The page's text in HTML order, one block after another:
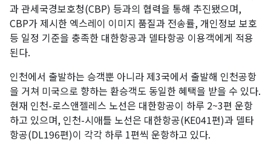
과 관세국경보호청(CBP) 등과의 협력을 통해 추진됐으며,
CBP가 제시한 엑스레이 이미지 품질과 전송률, 개인정보 보호
등 일정 기준을 충족한 대한항공과 델타항공 이용객에게 적용
된다.
인천에서 출발하는 승객뿐 아니라 제3국에서 출발해 인천공항
을 거쳐 미국으로 향하는 환승객도 동일한 혜택을 받을 수 있다.
현재 인천-로스앤젤레스 노선은 대한항공이 하루 2~3편 운항
하고 있으며, 인천-시애틀 노선은 대한항공(KE041편)과 델타
항공(DL196편)이 각각 하루 1편씩 운항하고 있다.